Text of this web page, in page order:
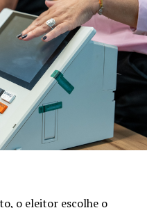
o eleitor escolhe o